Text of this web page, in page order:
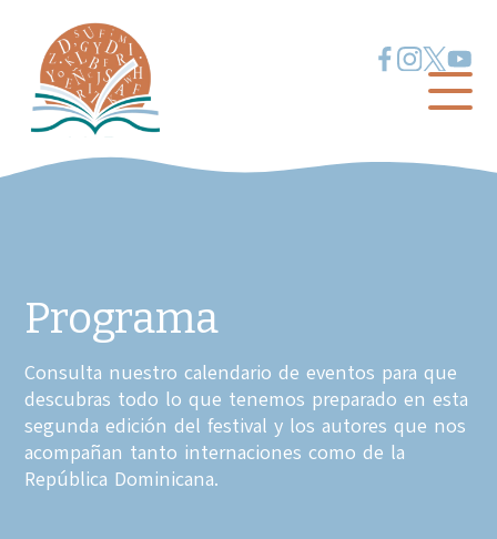
Programa
Consulta nuestro calendario de eventos para que
descubras todo lo que tenemos preparado en esta
segunda edición del festival y los autores que nos
acompañan tanto internaciones como de la
República Dominicana.